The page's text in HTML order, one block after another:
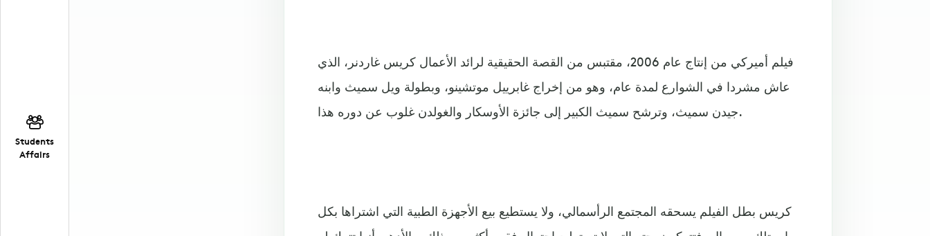
Students
Affairs
فيلم أميركي من إنتاج عام 2006، مقتبس من القصة الحقيقية لرائد الأعمال كريس غاردنر، الذي
عاش مشردا في الشوارع لمدة عام، وهو من إخراج غابرييل موتشينو، وبطولة ويل سميث وابنه
جيدن سميث، وترشح سميث الكبير إلى جائزة الأوسكار والغولدن غلوب عن دوره هذا.
كريس بطل الفيلم يسحقه المجتمع الرأسمالي، ولا يستطيع بيع الأجهزة الطبية التي اشتراها بكل